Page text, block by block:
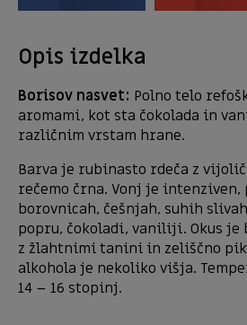
Opis izdelka
Borisov nasvet: Polno telo
aromami, kot sta čokolada in
različnim vrstam hrane.
Barva je rubinasto rdeča z
rečemo črna. Vonj je intenziven,
borovnicah, češnjah, suhih
popru, čokoladi, vaniliji. Okus
z žlahtnimi tanini in zeliščno
alkohola je nekoliko višja.
14 – 16 stopinj.